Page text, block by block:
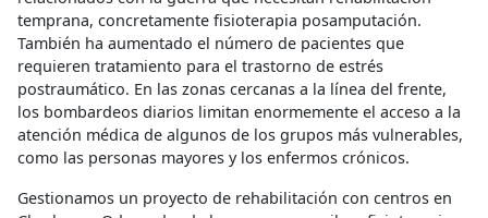
temprana, concretamente fisioterapia posamputación.
También ha aumentado el número de pacientes que
requieren tratamiento para el trastorno de estrés
postraumático. En las zonas cercanas a la línea del frente,
los bombardeos diarios limitan enormemente el acceso a la
atención médica de algunos de los grupos más vulnerables,
como las personas mayores y los enfermos crónicos.
Gestionamos un proyecto de rehabilitación con centros en